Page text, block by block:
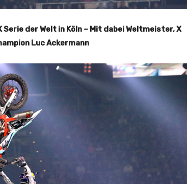
der Welt in Köln – Mit dabei Weltmeister, X
Luc Ackermann